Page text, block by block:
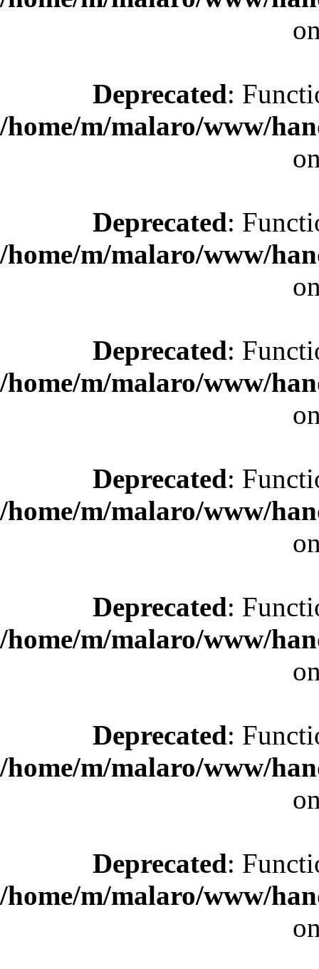
Deprecated:
/home/m/malaro/www/
Deprecated:
/home/m/malaro/www/
Deprecated:
/home/m/malaro/www/
Deprecated:
/home/m/malaro/www/
Deprecated:
/home/m/malaro/www/
Deprecated:
/home/m/malaro/www/
Deprecated:
/home/m/malaro/www/